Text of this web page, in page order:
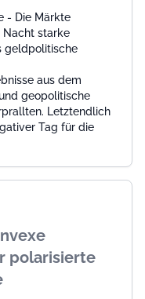
- Die Märkte
Nacht starke
geldpolitische
aus dem
geopolitische
Letztendlich
Tag für die
polarisierte